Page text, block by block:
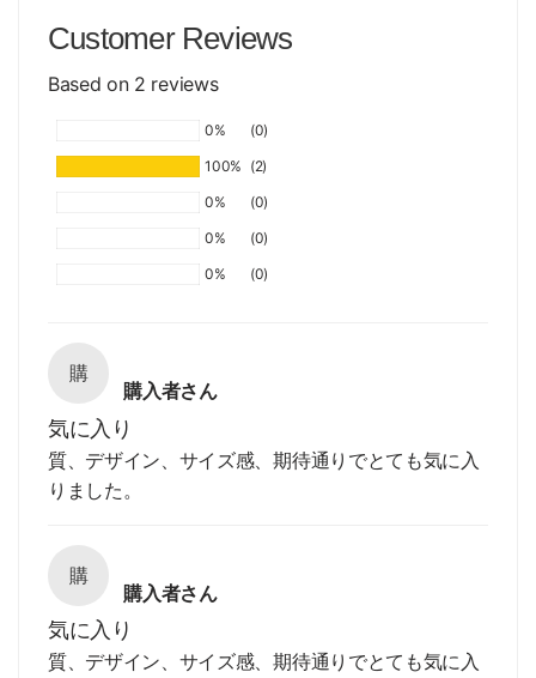
Customer Reviews
Based on 2 reviews
0%
(0)
100% (2)
0%
(0)
0%
(0)
0%
(0)
購
購入者さん
気に入り
質、デザイン、サイズ感、期待通りでとても気に入
りました。
購
購入者さん
気に入り
質、デザイン、サイズ感、期待通りでとても気に入